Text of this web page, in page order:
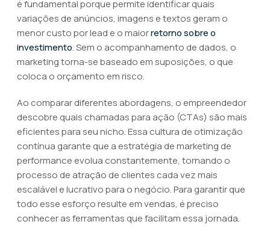
é fundamental porque permite identificar quais
variações de anúncios, imagens e textos geram o
menor custo por lead e o maiorretorno sobre o
investimento. Sem o acompanhamento de dados, o
marketing torna-se baseado em suposições, o que
coloca o orçamento em risco.
Ao comparar diferentes abordagens, o empreendedor
descobre quais chamadas para ação (CTAs) são mais
eficientes para seu nicho. Essa cultura de otimização
contínua garante que a estratégia de marketing de
performance evolua constantemente, tornando o
processo de atração de clientes cada vez mais
escalável e lucrativo para o negócio. Para garantir que
todo esse esforço resulte em vendas, é preciso
conhecer as ferramentas que facilitam essa jornada.